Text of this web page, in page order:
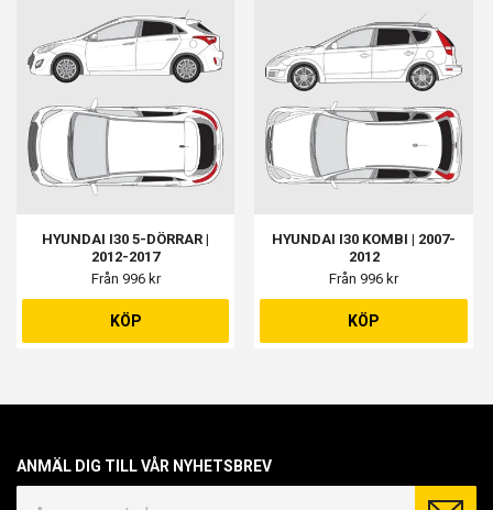
HYUNDAI I30 5-DÖRRAR |
2012-2017
Från 996 kr
KÖP
HYUNDAI I30 KOMBI | 2007-
2012
Från 996 kr
KÖP
ANMÄL DIG TILL VÅR NYHETSBREV